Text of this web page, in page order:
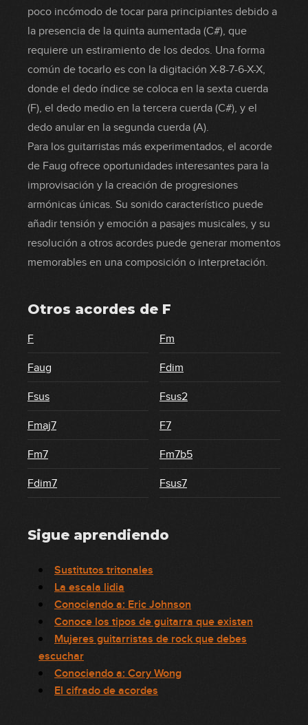
poco incómodo de tocar para principiantes debido a
la presencia de la quinta aumentada (C#), que
requiere un estiramiento de los dedos. Una forma
común de tocarlo es con la digitación X-8-7-6-X-X,
donde el dedo índice se coloca en la sexta cuerda
(F), el dedo medio en la tercera cuerda (C#), y el
dedo anular en la segunda cuerda (A).
Para los guitarristas más experimentados, el acorde
de Faug ofrece oportunidades interesantes para la
improvisación y la creación de progresiones
armónicas únicas. Su sonido característico puede
añadir tensión y emoción a pasajes musicales, y su
resolución a otros acordes puede generar momentos
memorables en una composición o interpretación.
Otros acordes de F
F Fm
Faug Fdim
Fsus Fsus2
Fmaj7 F7
Fm7 Fm7b5
Fdim7 Fsus7
Sigue aprendiendo
Sustitutos tritonales
La escala lidia
Conociendo a: Eric Johnson
Conoce los tipos de guitarra que existen
Mujeres guitarristas de rock que debes
escuchar
Conociendo a: Cory Wong
El cifrado de acordes